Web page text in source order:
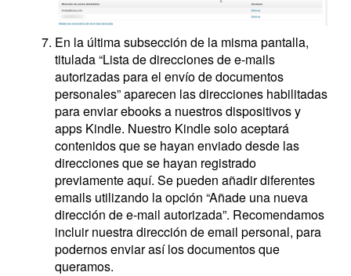
En la última subsección de la misma pantalla,
titulada “Lista de direcciones de e-mails
autorizadas para el envío de documentos
personales” aparecen las direcciones habilitadas
para enviar ebooks a nuestros dispositivos y
apps Kindle. Nuestro Kindle solo aceptará
contenidos que se hayan enviado desde las
direcciones que se hayan registrado
previamente aquí. Se pueden añadir diferentes
emails utilizando la opción “Añade una nueva
dirección de e-mail autorizada”. Recomendamos
incluir nuestra dirección de email personal, para
podernos enviar así los documentos que
queramos.